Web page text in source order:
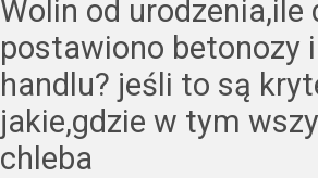
Wolin od urodzenia,ile
postawiono betonozy
handlu? jeśli to są
jakie,gdzie w tym
chleba